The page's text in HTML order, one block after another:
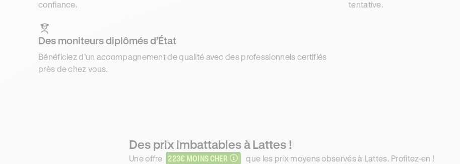
confiance.
tentative.
Des moniteurs diplômés d’État
Bénéficiez d’un accompagnement de qualité avec des professionnels certifiés
près de chez vous.
Des prix imbattables à Lattes !
Une offre 223€ MOINS CHER que les prix moyens observés à Lattes. Profitez-en !